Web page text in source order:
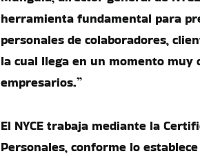
herramienta fundamental para
personales de colaboradores,
la cual llega en un momento
empresarios.”
El NYCE trabaja mediante la
Personales, conforme lo